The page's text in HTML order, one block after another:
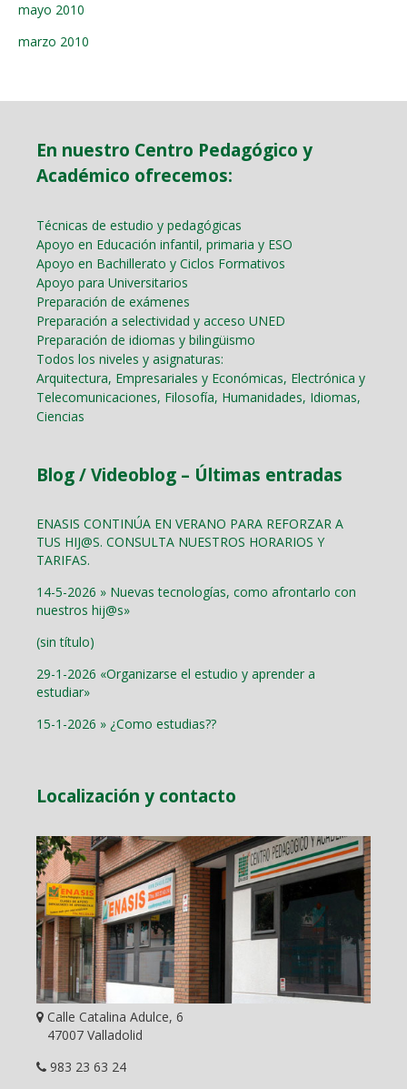
mayo 2010
marzo 2010
En nuestro Centro Pedagógico y
Académico ofrecemos:
Técnicas de estudio y pedagógicas
Apoyo en Educación infantil, primaria y ESO
Apoyo en Bachillerato y Ciclos Formativos
Apoyo para Universitarios
Preparación de exámenes
Preparación a selectividad y acceso UNED
Preparación de idiomas y bilingüismo
Todos los niveles y asignaturas:
Arquitectura, Empresariales y Económicas, Electrónica y
Telecomunicaciones, Filosofía, Humanidades, Idiomas,
Ciencias
Blog / Videoblog – Últimas entradas
ENASIS CONTINÚA EN VERANO PARA REFORZAR A
TUS HIJ@S. CONSULTA NUESTROS HORARIOS Y
TARIFAS.
14-5-2026 » Nuevas tecnologías, como afrontarlo con
nuestros hij@s»
(sin título)
29-1-2026 «Organizarse el estudio y aprender a
estudiar»
15-1-2026 » ¿Como estudias??
Localización y contacto
Calle Catalina Adulce, 6
47007 Valladolid
983 23 63 24